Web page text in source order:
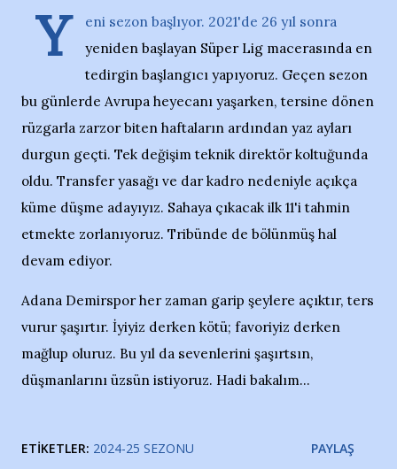
Y
eni sezon başlıyor. 2021'de 26 yıl sonra
yeniden başlayan Süper Lig macerasında en
tedirgin başlangıcı yapıyoruz. Geçen sezon
bu günlerde Avrupa heyecanı yaşarken, tersine dönen
rüzgarla zarzor biten haftaların ardından yaz ayları
durgun geçti. Tek değişim teknik direktör koltuğunda
oldu. Transfer yasağı ve dar kadro nedeniyle açıkça
küme düşme adayıyız. Sahaya çıkacak ilk 11'i tahmin
etmekte zorlanıyoruz. Tribünde de bölünmüş hal
devam ediyor.
Adana Demirspor her zaman garip şeylere açıktır, ters
vurur şaşırtır. İyiyiz derken kötü; favoriyiz derken
mağlup oluruz. Bu yıl da sevenlerini şaşırtsın,
düşmanlarını üzsün istiyoruz. Hadi bakalım...
ETIKETLER: 2024-25 SEZONU PAYLAŞ